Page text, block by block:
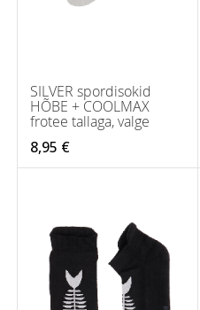
SILVER spordisokid
HÕBE + COOLMAX
frotee tallaga, valge
8,95 €